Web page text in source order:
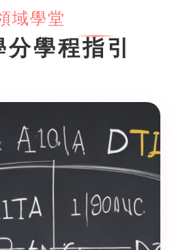
域學堂
學程指引